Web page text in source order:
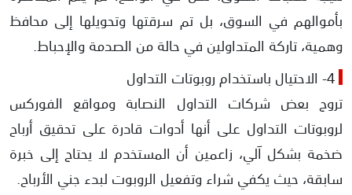
بأموالهم في السوق، بل تم سرقتها وتحويلها إلى محافظ
وهمية، تاركة المتداولين في حالة من الصدمة والإحباط.
4- الاحتيال باستخدام روبوتات التداول
تروج بعض شركات التداول النصابة ومواقع الفوركس
لروبوتات التداول على أنها أدوات قادرة على تحقيق أرباح
ضخمة بشكل آلي، زاعمين أن المستخدم لا يحتاج إلى خبرة
سابقة، حيث يكفي شراء وتفعيل الروبوت لبدء جني الأرباح.